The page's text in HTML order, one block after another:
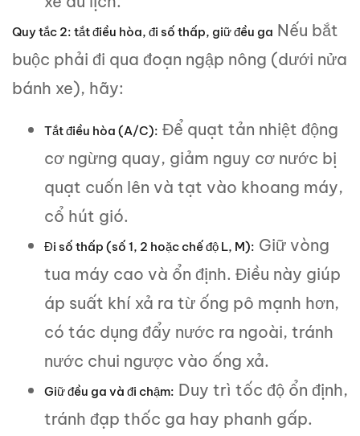
Quy tắc 2: tắt điều hòa, đi số thấp, giữ đều ga Nếu bắt
buộc phải đi qua đoạn ngập nông (dưới nửa
bánh xe), hãy:
Tắt điều hòa (A/C): Để quạt tản nhiệt động
cơ ngừng quay, giảm nguy cơ nước bị
quạt cuốn lên và tạt vào khoang máy,
cổ hút gió.
Đi số thấp (số 1, 2 hoặc chế độ L, M): Giữ vòng
tua máy cao và ổn định. Điều này giúp
áp suất khí xả ra từ ống pô mạnh hơn,
có tác dụng đẩy nước ra ngoài, tránh
nước chui ngược vào ống xả.
Giữ đều ga và đi chậm: Duy trì tốc độ ổn định,
tránh đạp thốc ga hay phanh gấp.